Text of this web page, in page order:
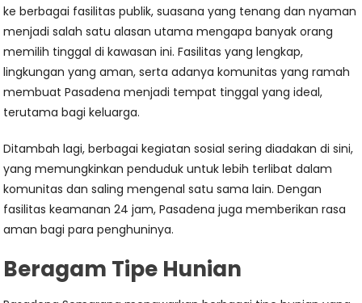
ke berbagai fasilitas publik, suasana yang tenang dan nyaman
menjadi salah satu alasan utama mengapa banyak orang
memilih tinggal di kawasan ini. Fasilitas yang lengkap,
lingkungan yang aman, serta adanya komunitas yang ramah
membuat Pasadena menjadi tempat tinggal yang ideal,
terutama bagi keluarga.
Ditambah lagi, berbagai kegiatan sosial sering diadakan di sini,
yang memungkinkan penduduk untuk lebih terlibat dalam
komunitas dan saling mengenal satu sama lain. Dengan
fasilitas keamanan 24 jam, Pasadena juga memberikan rasa
aman bagi para penghuninya.
Beragam Tipe Hunian